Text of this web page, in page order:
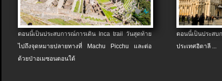
ตอนนี้เป็นประสบการณ์การเดิน Inca trail วันสุดท้าย
ไปถึงจุดหมายปลายทางที่ Machu Picchu และต่อ
ด้วยป่าอเมซอนตอนใต้
ตอนนี้เป็นประส
ประเทศอิตาลี ...